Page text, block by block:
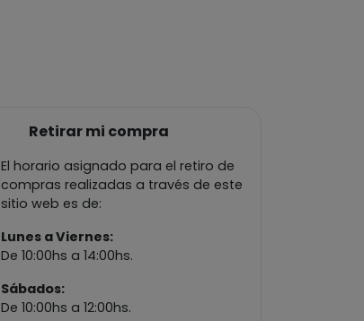
Retirar mi compra
El horario asignado para el retiro de
compras realizadas a través de este
sitio web es de:
Lunes a Viernes:
De 10:00hs a 14:00hs.
Sábados:
De 10:00hs a 12:00hs.